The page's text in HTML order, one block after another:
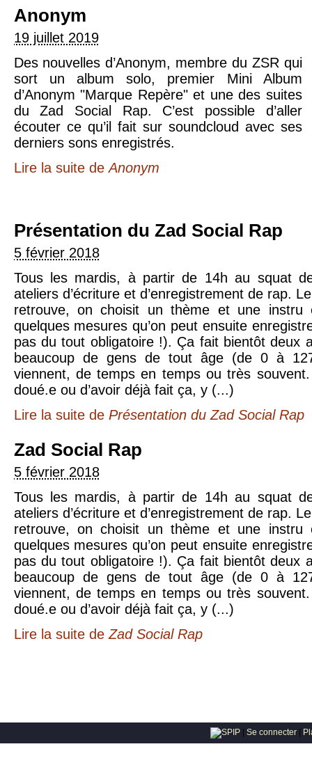
Anonym
19 juillet 2019
Des nouvelles d’Anonym, membre du ZSR qui
sort un album solo, premier Mini Album
d’Anonym "Marque Repère" et une des suites
du Zad Social Rap. C’est possible d’aller
écouter ce qu’il fait sur soundcloud avec ses
derniers sons enregistrés.
Lire la suitedeAnonym
Présentation du Zad Social Rap
5 février 2018
Tous les mardis, à partir de 14h au squat
ateliers d’écriture et d’enregistrement de rap.
retrouve, on choisit un thème et une instru
quelques mesures qu’on peut ensuite
pas du tout obligatoire !). Ça fait bientôt deux
beaucoup de gens de tout âge (de 0 à
viennent, de temps en temps ou très
doué.e ou d’avoir déjà fait ça, y (...)
Lire la suitede Présentation du Zad Social Rap
Zad Social Rap
5 février 2018
Tous les mardis, à partir de 14h au squat
ateliers d’écriture et d’enregistrement de rap.
retrouve, on choisit un thème et une instru
quelques mesures qu’on peut ensuite
pas du tout obligatoire !). Ça fait bientôt deux
beaucoup de gens de tout âge (de 0 à
viennent, de temps en temps ou très
doué.e ou d’avoir déjà fait ça, y (...)
Lire la suitede Zad Social Rap
Se connecter